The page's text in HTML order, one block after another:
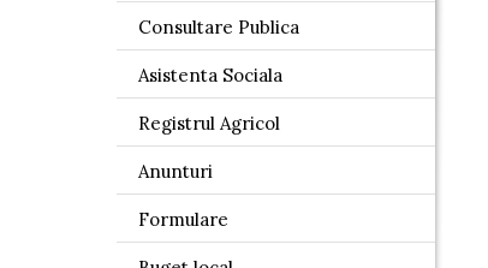
Consultare Publica
Asistenta Sociala
Registrul Agricol
Anunturi
Formulare